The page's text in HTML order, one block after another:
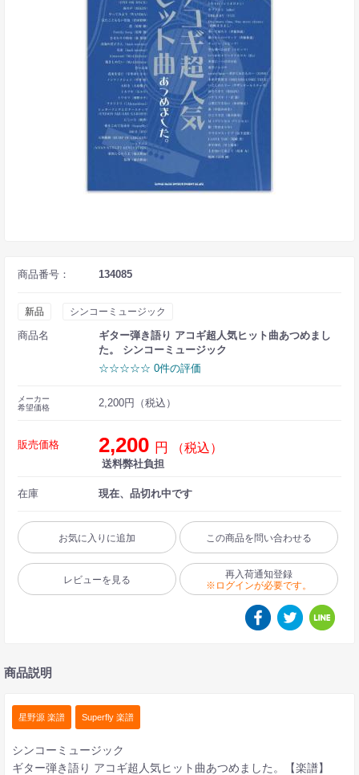
商品番号： 134085
新品 シンコーミュージック
商品名
ギター弾き語り アコギ超人気ヒット曲あつめまし
た。 シンコーミュージック
☆☆☆☆☆ 0件の評価
メーカー
希望価格
2,200円（税込）
販売価格 2,200 円 （税込）
送料弊社負担
在庫 現在、品切れ中です
お気に入りに追加 この商品を問い合わせる
レビューを見る
再入荷通知登録
※ログインが必要です。
商品説明
星野源 楽譜 Superfly 楽譜
シンコーミュージック
ギター弾き語り アコギ超人気ヒット曲あつめました。【楽譜】